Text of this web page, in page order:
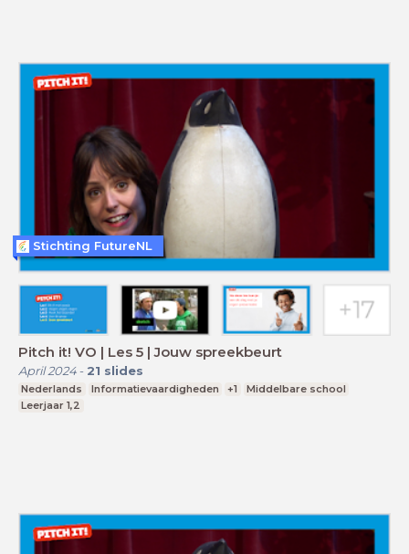
Pitch it! VO | Les 5 | Jouw spreekbeurt
April 2024- 21 slides
Nederlands Informatievaardigheden +1
Middelbare school
Leerjaar 1,2
Stichting FutureNL